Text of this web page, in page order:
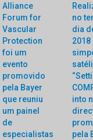
Alliance
Forum for
Vascular
Protection
foi um
evento
promovido
pela Bayer
que reuniu
um painel
de
especialistas
no
dia
2018
into
pela